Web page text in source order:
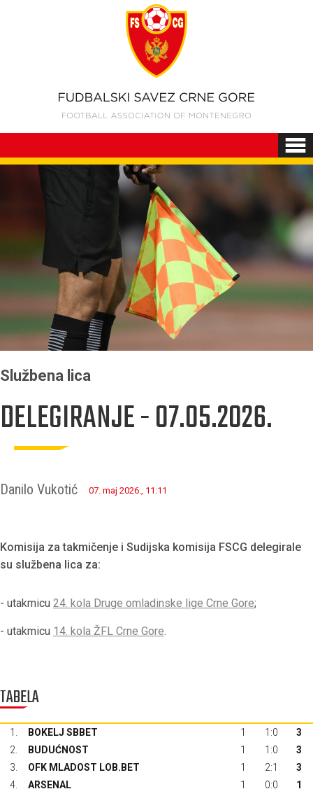
Službena lica
DELEGIRANJE - 07.05.2026.
Danilo Vukotić 07. maj 2026., 11:11
Komisija za takmičenje i Sudijska komisija FSCG delegirale
su službena lica za:
- utakmicu 24. kola Druge omladinske lige Crne Gore;
- utakmicu 14. kola ŽFL Crne Gore.
TABELA
1. BOKELJ SBBET 1 1:0
3
2.
BUDUĆNOST 1 1:0
3
3.
OFK MLADOST LOB.BET 1 2:1
3
4.
ARSENAL 1 0:0
1